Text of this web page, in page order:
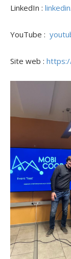
LinkedIn :
YouTube :
Site web :